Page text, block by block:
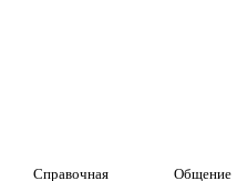
Справочная Общение